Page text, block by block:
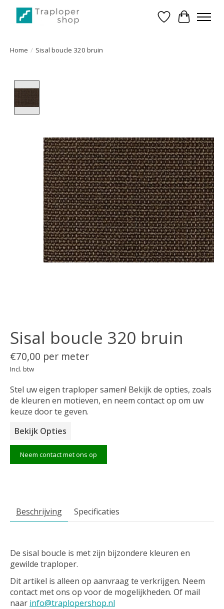
Verlanglijst
Home / Sisal boucle 320 bruin
Sisal boucle 320 bruin
€70,00 per meter
Incl. btw
Stel uw eigen traploper samen! Bekijk de opties, zoals
de kleuren en motieven, en neem contact op om uw
keuze door te geven.
Bekijk Opties
Neem contact met ons op
Beschrijving Specificaties
De sisal boucle is met zijn bijzondere kleuren en
gewilde traploper.
Dit artikel is alleen op aanvraag te verkrijgen. Neem
contact met ons op voor de mogelijkheden. Of mail
naar info@traplopershop.nl